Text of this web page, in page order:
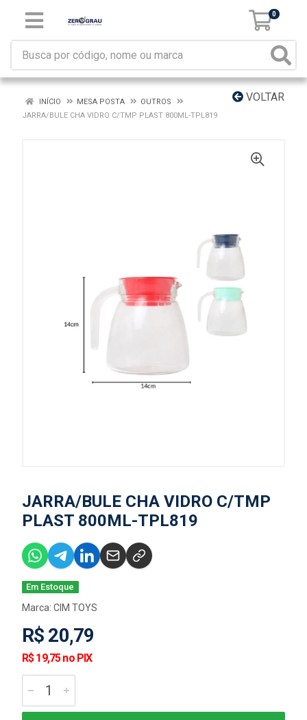
0
VOLTAR
INÍCIO MESA POSTA
OUTROS
JARRA/BULE CHA VIDRO C/TMP PLAST 800ML-TPL819
JARRA/BULE CHA VIDRO C/TMP
PLAST 800ML-TPL819
Em Estoque
Marca: CIM TOYS
R$ 20,79
R$ 19,75 no PIX